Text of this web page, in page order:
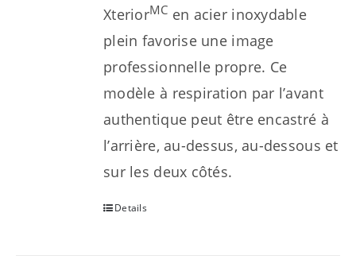
XteriorMC en acier inoxydable
plein favorise une image
professionnelle propre. Ce
modèle à respiration par l’avant
authentique peut être encastré à
l’arrière, au-dessus, au-dessous et
sur les deux côtés.
Details